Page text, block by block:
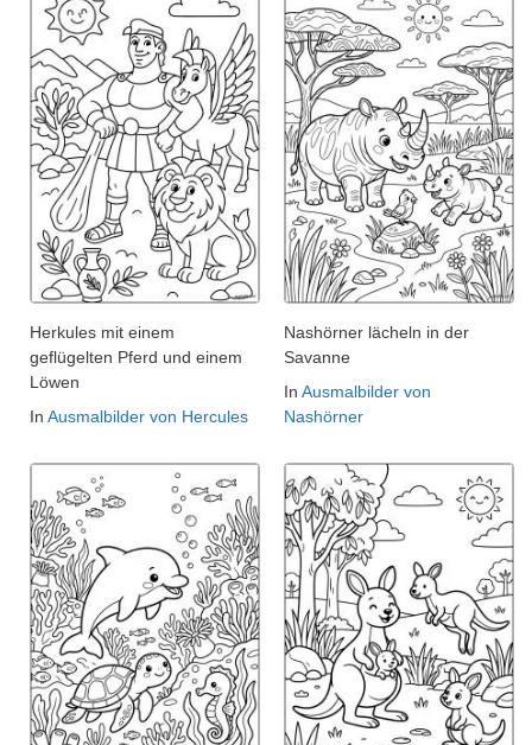
Herkules mit einem
geflügelten Pferd und einem
Löwen
In Ausmalbilder von Hercules
Nashörner lächeln in der
Savanne
In Ausmalbilder von
Nashörner